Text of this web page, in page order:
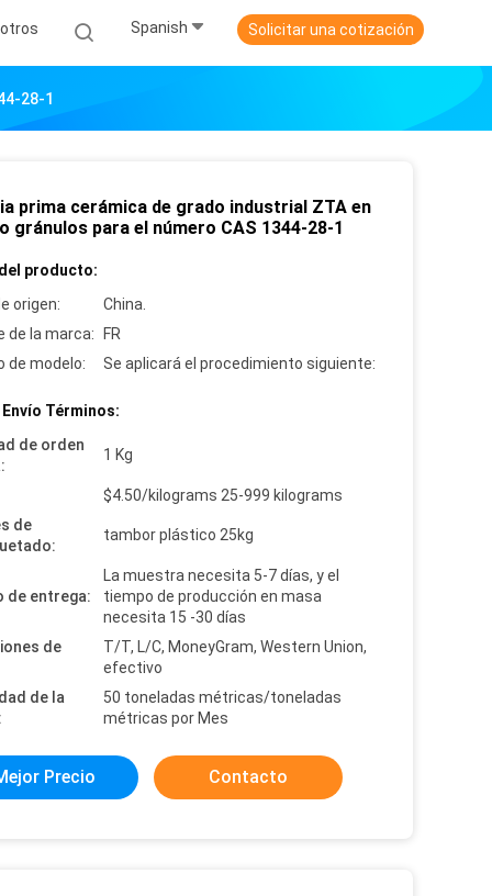
Spanish Solicitar una cotización
28-1
prima cerámica de grado industrial ZTA en
gránulos para el número CAS 1344-28-1
producto:
origen:
China.
de la marca:
FR
de modelo:
Se aplicará el procedimiento siguiente:
Términos:
de orden
1 Kg
$4.50/kilograms 25-999 kilograms
de
tambor plástico 25kg
de entrega:
La muestra necesita 5-7 días, y el
tiempo de producción en masa
necesita 15 -30 días
de
T/T, L/C, MoneyGram, Western Union,
efectivo
de la
50 toneladas métricas/toneladas
métricas por Mes
Precio Contacto